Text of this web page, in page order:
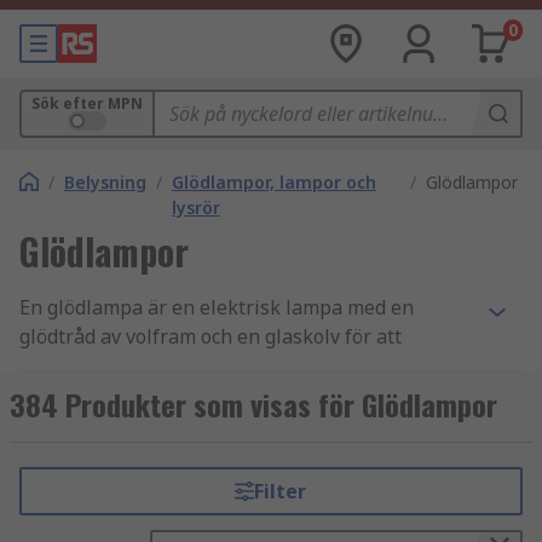
0
Sök efter MPN
/ Belysning / Glödlampor, lampor och
lysrör
/ Glödlampor
Glödlampor
En glödlampa är en elektrisk lampa med en
glödtråd av volfram och en glaskolv för att
lampans livslängd.
384 Produkter som visas för Glödlampor
Filter